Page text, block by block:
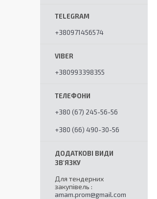
+380971456574
+380993398355
+380 (67) 245-56-56
+380 (66) 490-30-56
Для тендерних
закупівель
amam.prom@gmail.com